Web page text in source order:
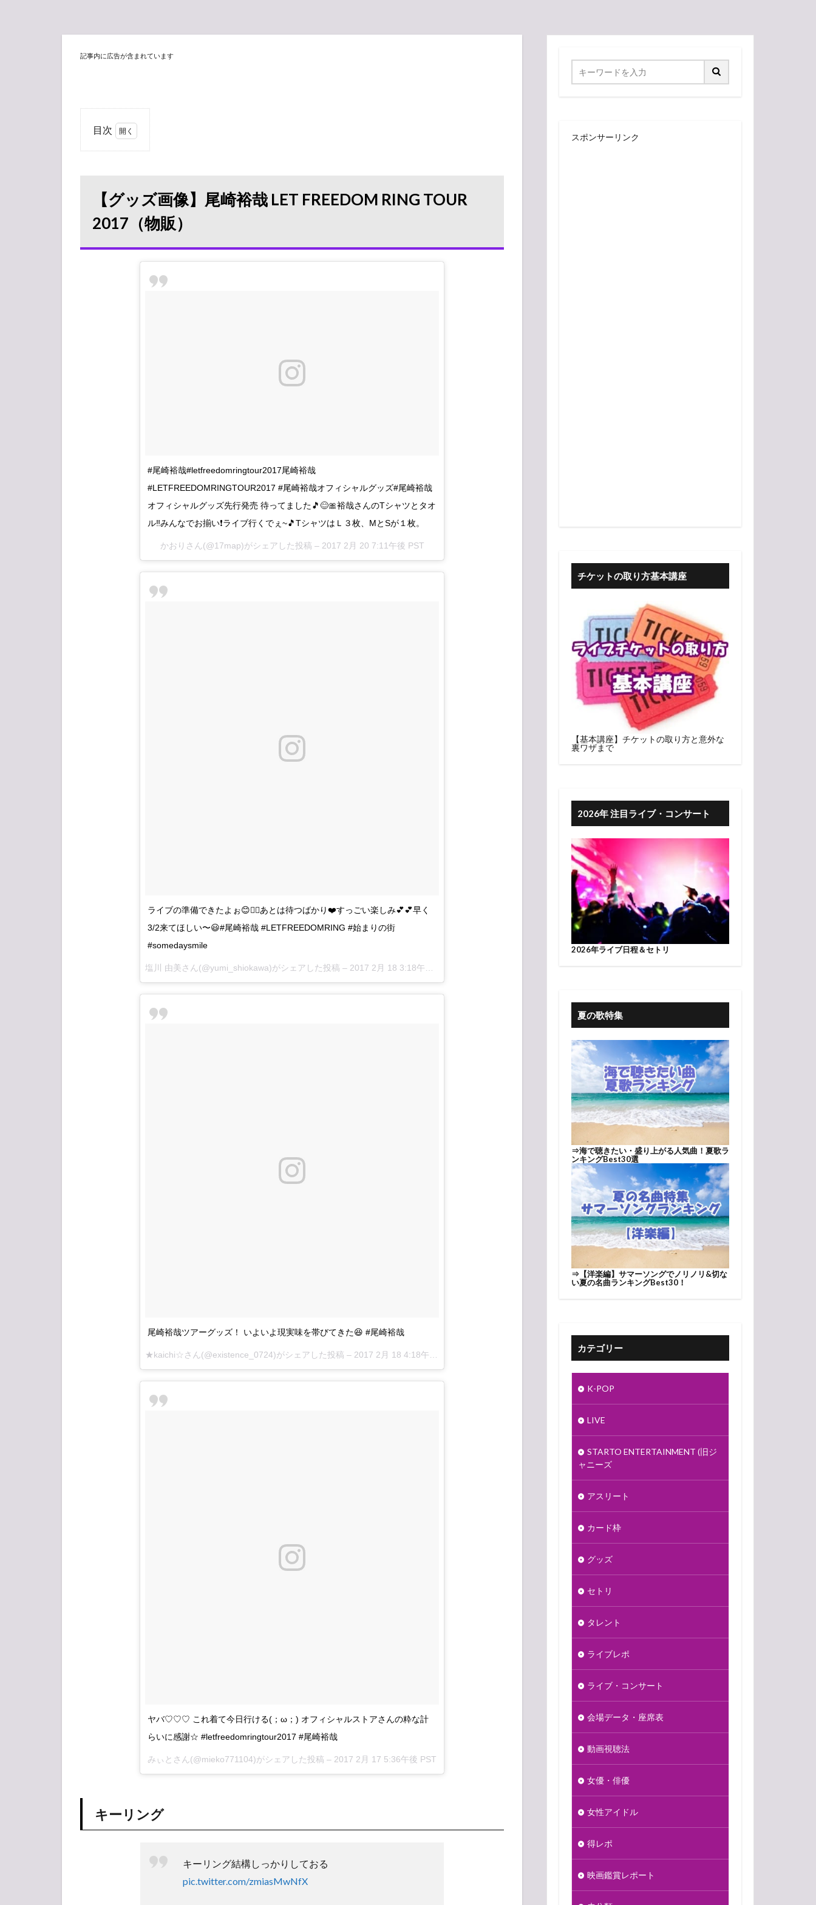
記事内に広告が含まれています
目次
FREEDOM
TOUR
販）
【グッズ画像】尾崎裕哉 LET FREEDOM RING TOUR
2017（物販）
#尾崎裕哉#letfreedomringtour2017尾崎裕哉
#LETFREEDOMRINGTOUR2017 #尾崎裕哉オフィシャルグッズ#尾崎裕哉
オフィシャルグッズ先行発売 待ってました🎵😊🎀裕哉さんのTシャツとタオ
ル‼みんなでお揃い❗ライブ行くでぇ~🎵TシャツはＬ３枚、MとSが１枚。
かおりさん(@17map)がシェアした投稿 – 2017 2月 20 7:11午後 PST
ライブの準備できたよぉ😊✊🏻あとは待つばかり❤️すっごい楽しみ💕💕早く
3/2来てほしい〜😃#尾崎裕哉 #LETFREEDOMRING #始まりの街
#somedaysmile
塩川 由美さん(@yumi_shiokawa)がシェアした投稿 – 2017 2月 18 3:18午前 PST
尾崎裕哉ツアーグッズ！ いよいよ現実味を帯びてきた😆 #尾崎裕哉
★kaichi☆さん(@existence_0724)がシェアした投稿 – 2017 2月 18 4:18午前 PST
ヤバ♡♡♡ これ着て今日行ける(；ω；) オフィシャルストアさんの粋な計
らいに感謝☆ #letfreedomringtour2017 #尾崎裕哉
みぃとさん(@mieko771104)がシェアした投稿 – 2017 2月 17 5:36午後 PST
キーリング
キーリング結構しっかりしておる
pic.twitter.com/zmiasMwNfX
スポンサーリンク
チケットの取り方基本講座
【基本講座】チケットの取り方と意外な
裏ワザまで
2026年 注目ライブ・コンサート
2026年ライブ日程＆セトリ
夏の歌特集
⇒海で聴きたい・盛り上がる人気曲！夏歌ラ
ンキングBest30選
⇒ 【洋楽編】サマーソングでノリノリ&切な
い夏の名曲ランキングBest30！
カテゴリー
K-POP
LIVE
STARTO ENTERTAINMENT (旧ジ
ャニーズ
アスリート
カード枠
グッズ
セトリ
タレント
ライブレポ
ライブ・コンサート
会場データ・座席表
動画視聴法
女優・俳優
女性アイドル
得レポ
映画鑑賞レポート